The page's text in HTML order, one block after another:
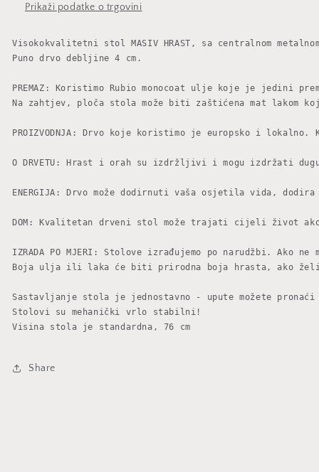
Prikaži podatke o trgovini
Visokokvalitetni stol MASIV HRAST, sa
Puno drvo debljine 4 cm.
PREMAZ: Koristimo Rubio monocoat ulje koje je
Na zahtjev, ploča stola može biti zaštićena
PROIZVODNJA: Drvo koje koristimo je europsko i
O DRVETU: Hrast i orah su izdržljivi i mogu
ENERGIJA: Drvo može dodirnuti vaša osjetila
DOM: Kvalitetan drveni stol može trajati cijeli
IZRADA PO MJERI: Stolove izrađujemo po
Boja ulja ili laka će biti prirodna boja
Sastavljanje stola je jednostavno - upute
Stolovi su mehanički vrlo stabilni!
Visina stola je standardna, 76 cm
Share